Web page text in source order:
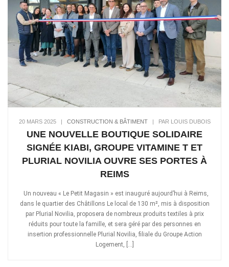
20 MARS 2025| CONSTRUCTION & BÂTIMENT| PAR LOUIS DUBOIS
UNE NOUVELLE BOUTIQUE SOLIDAIRE
SIGNÉE KIABI, GROUPE VITAMINE T ET
PLURIAL NOVILIA OUVRE SES PORTES À
REIMS
Un nouveau « Le Petit Magasin » est inauguré aujourd’hui à Reims,
dans le quartier des Châtillons Le local de 130 m², mis à disposition
par Plurial Novilia, proposera de nombreux produits textiles à prix
réduits pour toute la famille, et sera géré par des personnes en
insertion professionnelle Plurial Novilia, filiale du Groupe Action
Logement, […]